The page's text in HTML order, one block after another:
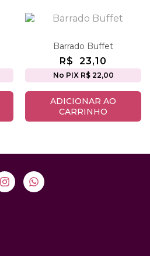
Barrado Buffet
R$ 23,10
No PIX R$ 22,00
ADICIONAR AO
CARRINHO